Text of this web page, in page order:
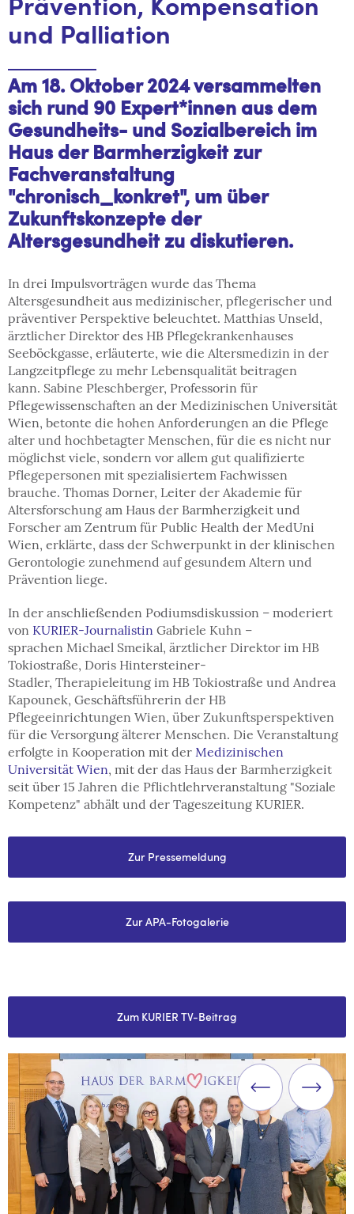
Prävention, Kompensation
und Palliation
Am 18. Oktober 2024 versammelten
sich rund 90 Expert*innen aus dem
Gesundheits- und Sozialbereich im
Haus der Barmherzigkeit zur
Fachveranstaltung
"chronisch_konkret", um über
Zukunftskonzepte der
Altersgesundheit zu diskutieren.
In drei Impulsvorträgen wurde das Thema
Altersgesundheit aus medizinischer, pflegerischer und
präventiver Perspektive beleuchtet. Matthias Unseld,
ärztlicher Direktor des HB Pflegekrankenhauses
Seeböckgasse, erläuterte, wie die Altersmedizin in der
Langzeitpflege zu mehr Lebensqualität beitragen
kann. Sabine Pleschberger, Professorin für
Pflegewissenschaften an der Medizinischen Universität
Wien, betonte die hohen Anforderungen an die Pflege
alter und hochbetagter Menschen, für die es nicht nur
möglichst viele, sondern vor allem gut qualifizierte
Pflegepersonen mit spezialisiertem Fachwissen
brauche. Thomas Dorner, Leiter der Akademie für
Altersforschung am Haus der Barmherzigkeit und
Forscher am Zentrum für Public Health der MedUni
Wien, erklärte, dass der Schwerpunkt in der klinischen
Gerontologie zunehmend auf gesundem Altern und
Prävention liege.
In der anschließenden Podiumsdiskussion – moderiert
von KURIER-Journalistin Gabriele Kuhn –
sprachen Michael Smeikal, ärztlicher Direktor im HB
Tokiostraße, Doris Hintersteiner-
Stadler, Therapieleitung im HB Tokiostraße und Andrea
Kapounek, Geschäftsführerin der HB
Pflegeeinrichtungen Wien, über Zukunftsperspektiven
für die Versorgung älterer Menschen. Die Veranstaltung
erfolgte in Kooperation mit der Medizinischen
Universität Wien, mit der das Haus der Barmherzigkeit
seit über 15 Jahren die Pflichtlehrveranstaltung "Soziale
Kompetenz" abhält und der Tageszeitung KURIER.
Zur Pressemeldung
Zur APA-Fotogalerie
Zum KURIER TV-Beitrag